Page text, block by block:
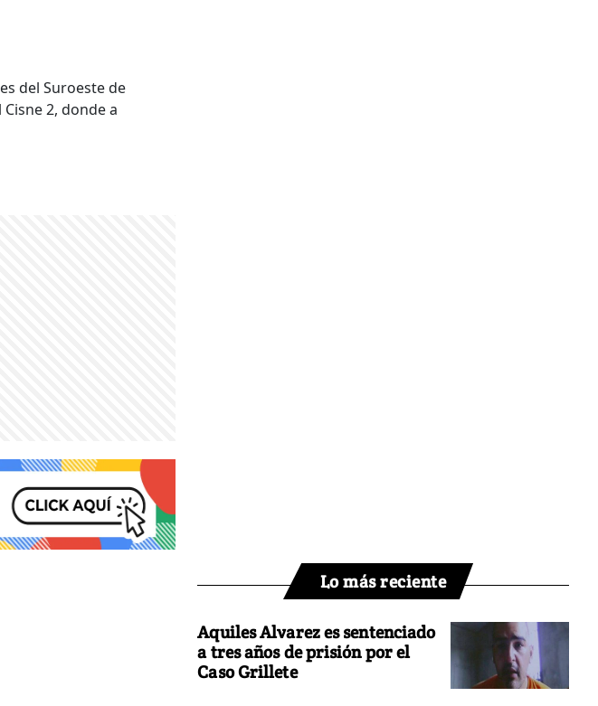
del Suroeste de
2, donde a
Lo más reciente
Aquiles Alvarez es sentenciado
a tres años de prisión por el
Caso Grillete